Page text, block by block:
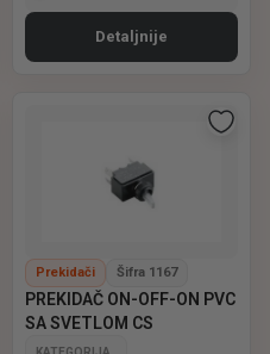
Detaljnije
Prekidači Šifra 1167
PREKIDAČ ON-OFF-ON PVC
SA SVETLOM CS